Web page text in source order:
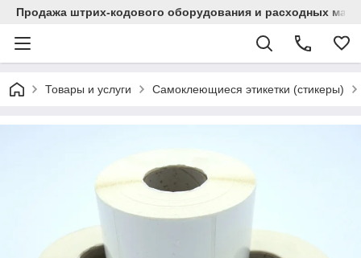
Продажа штрих-кодового оборудования и расходных
Товары и услуги Самоклеющиеся этикетки (стикеры)